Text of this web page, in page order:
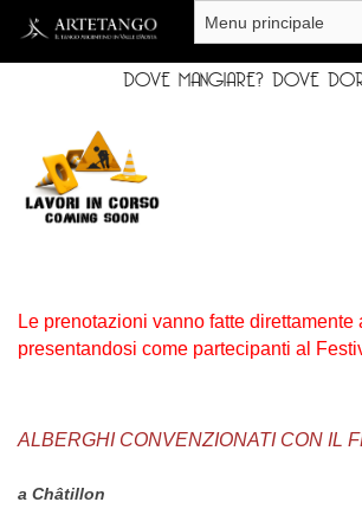
Salta al contenuto principale
DOVE MANGIARE? DOVE
Le prenotazioni vanno fatte direttamente
presentandosi come partecipanti al
ALBERGHI CONVENZIONATI CON IL
a Châtillon